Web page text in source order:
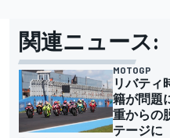
関連ニュース:
MOTOGP
リバティ
籍が問題
重からの
テージに